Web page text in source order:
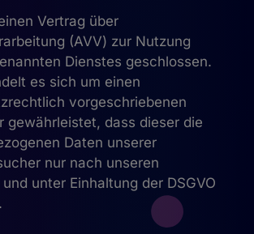
Vertrag über
(AVV) zur Nutzung
Dienstes geschlossen.
es sich um einen
vorgeschriebenen
gewährleistet, dass dieser die
Daten unserer
nur nach unseren
unter Einhaltung der DSGVO